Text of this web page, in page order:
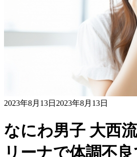
2023年8月13日 2023年8月13日
なにわ男子 大西
リーナで体調不